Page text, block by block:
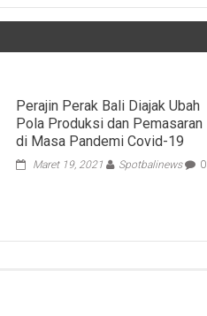
Perajin Perak Bali Diajak Ubah
Pola Produksi dan Pemasaran
di Masa Pandemi Covid-19
Maret 19, 2021 Spotbalinews 0